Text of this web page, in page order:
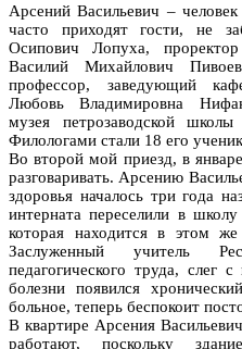
Арсений Васильевич –
часто приходят гости, не
Осипович Лопуха,
Василий Михайлович
профессор, заведующий
Любовь Владимировна
музея петрозаводской
Филологами стали 18 его
Во второй мой приезд, в
разговаривать. Арсению
здоровья началось три года
интерната переселили в
которая находится в этом же
Заслуженный учитель
педагогического труда, слег
болезни появился
больное, теперь беспокоит
В квартире Арсения
работают, поскольку